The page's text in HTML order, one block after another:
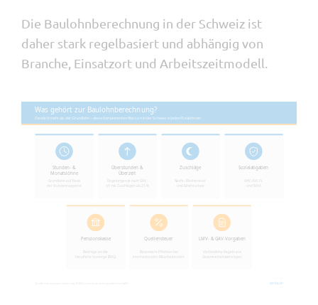
Die Baulohnberechnung in der Schweiz ist
daher stark regelbasiert und abhängig von
Branche, Einsatzort und Arbeitszeitmodell.